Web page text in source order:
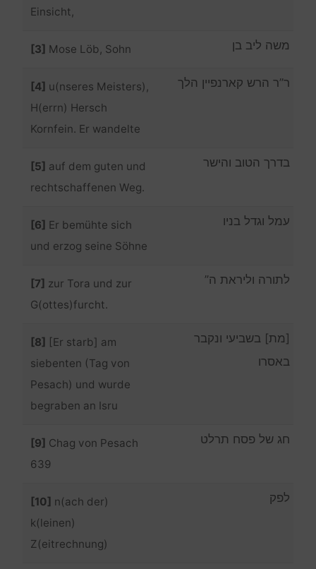
Einsicht,
[3] Mose Löb, Sohn משה ליב בן
[4] u(nseres Meisters),
H(errn) Hersch
Kornfein. Er wandelte
ר”ר הרש קארנפיין הלך
[5] auf dem guten und
rechtschaffenen Weg.
בדרך הטוב והישר
[6] Er bemühte sich
und erzog seine Söhne
עמל וגדל בניו
[7] zur Tora und zur
G(ottes)furcht.
לתורה וליראת ה”
[8] [Er starb] am
siebenten (Tag von
Pesach) und wurde
begraben an Isru
[מת] בשביעי ונקבר
באסרו
[9] Chag von Pesach
639
חג של פסח תרלט
[10] n(ach der)
k(leinen)
Z(eitrechnung)
לפק